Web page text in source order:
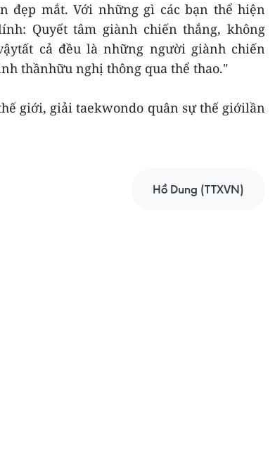
đẹp mắt. Với những gì các bạn thể hiện
Quyết tâm giành chiến thắng, không
cả đều là những người giành chiến
thầnhữu nghị thông qua thể thao."
giới, giải taekwondo quân sự thế giớilần
Hồ Dung (TTXVN)